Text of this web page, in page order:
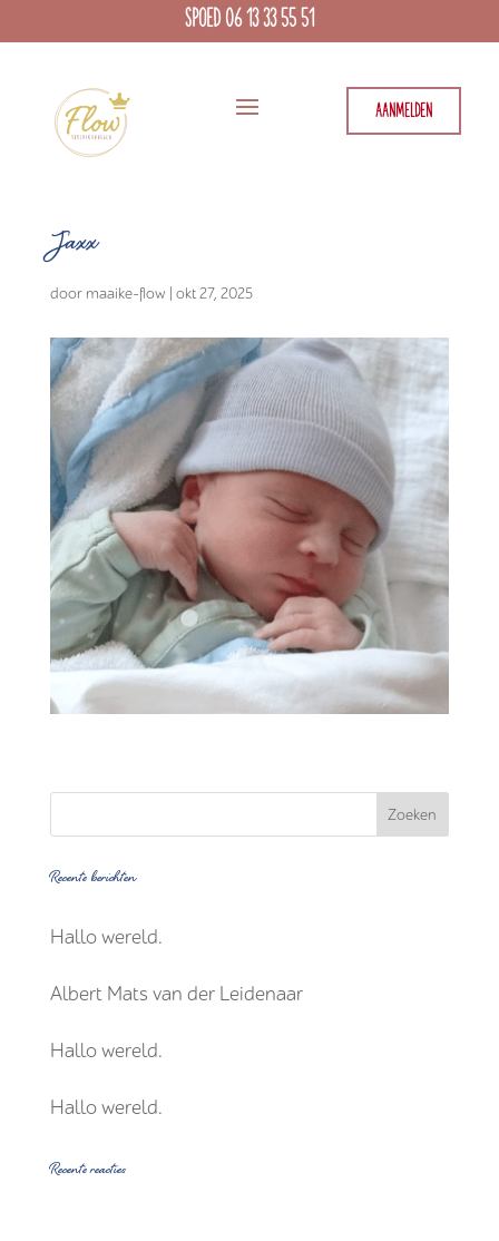
SPOED 06 13 33 55 51
AANMELDEN
Jaxx
door maaike-flow | okt 27, 2025
Recente berichten
Hallo wereld.
Albert Mats van der Leidenaar
Hallo wereld.
Hallo wereld.
Recente reacties